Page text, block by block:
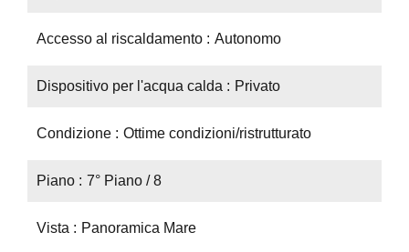
Accesso al riscaldamento Autonomo
Dispositivo per l'acqua calda Privato
Condizione Ottime condizioni/ristrutturato
Piano 7° Piano / 8
Vista Panoramica Mare